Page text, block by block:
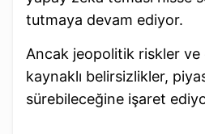
tutmaya devam ediyor.
Ancak jeopolitik riskler ve
kaynaklı belirsizlikler,
sürebileceğine işaret